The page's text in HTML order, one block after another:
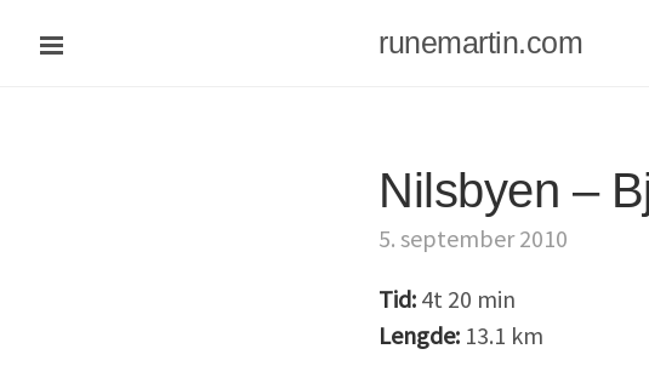
runemartin.com
Nilsbyen –
5. september 2010
Tid: 4t 20 min
Lengde: 13.1 km